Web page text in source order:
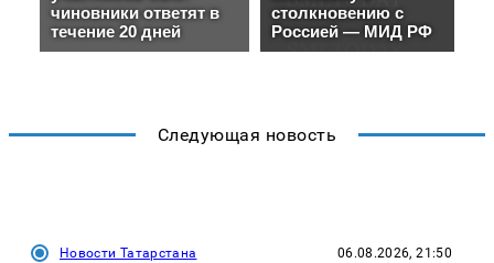
Следующая новость
Новости Татарстана 06.08.2026, 21:50